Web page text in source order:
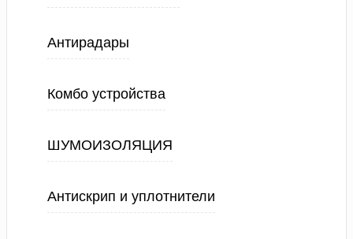
Антирадары
Комбо устройства
ШУМОИЗОЛЯЦИЯ
Антискрип и уплотнители